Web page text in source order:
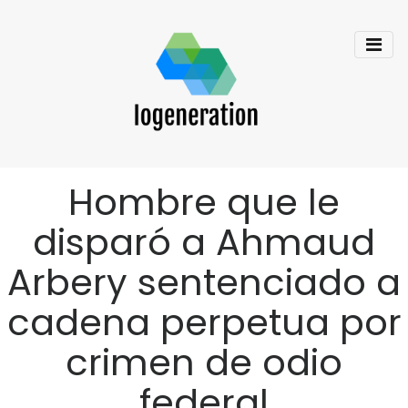
Hombre que le
disparó a Ahmaud
Arbery sentenciado a
cadena perpetua por
crimen de odio